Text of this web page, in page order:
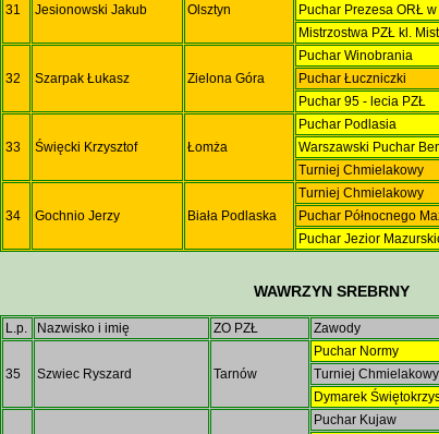
31 Jesionowski Jakub Olsztyn Puchar Prezesa ORŁ
Mistrzostwa PZŁ kl.
32 Szarpak Łukasz Zielona Góra
Puchar Winobrania
Puchar Łuczniczki
Puchar 95 - lecia PZŁ
33 Święcki Krzysztof Łomża
Puchar Podlasia
Warszawski Puchar
Turniej Chmielakowy
34 Gochnio Jerzy Biała Podlaska
Turniej Chmielakowy
Puchar Północnego
Puchar Jezior
WAWRZYN SREBRNY
L.p. Nazwisko i imię ZO PZŁ Zawody
35 Szwiec Ryszard Tarnów
Puchar Normy
Turniej Chmielakowy
Dymarek
Puchar Kujaw